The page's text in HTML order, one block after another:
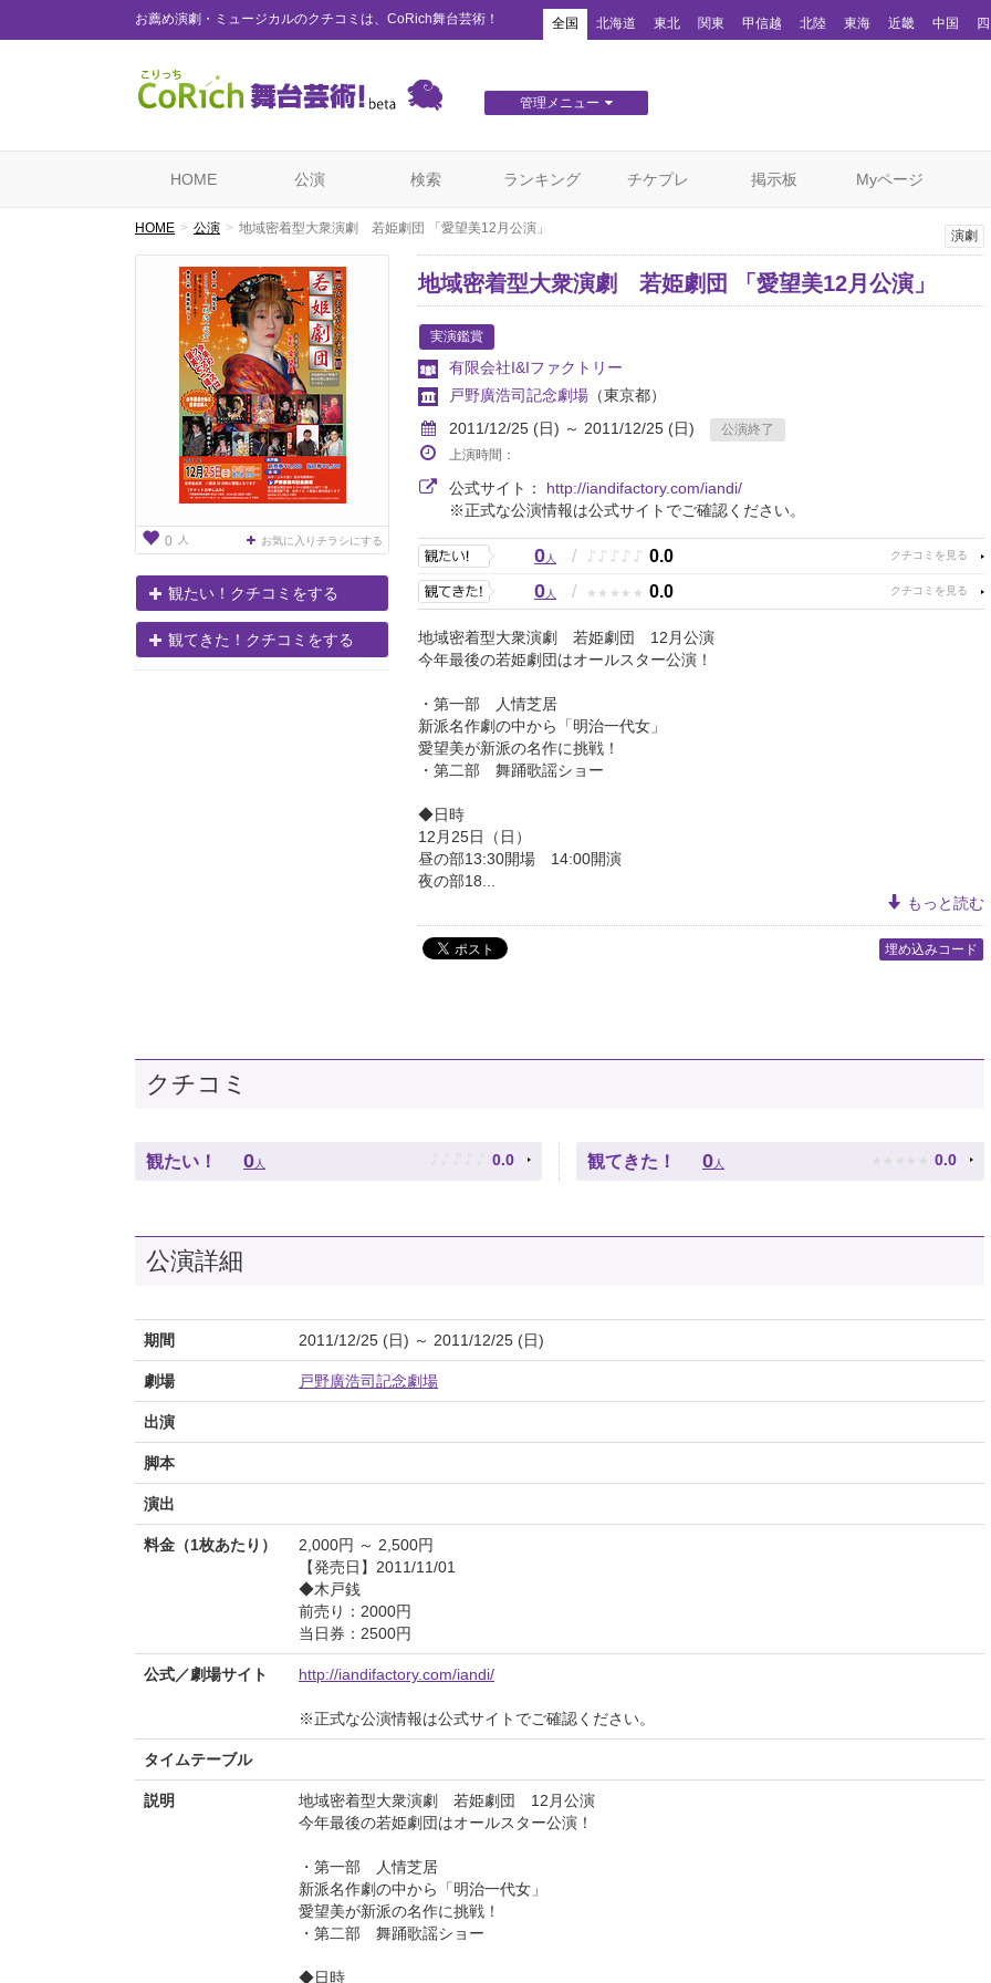
お薦め演劇・ミュージカルのクチコミは、CoRich舞台芸術！ 全国 北海道 東北 関東 甲信越 北陸 東海 近畿 中国
管理メニュー
HOME 公演 検索 ランキング チケプレ 掲示板 Myページ
HOME 公演 地域密着型大衆演劇 若姫劇団 「愛望美12月公演」
0 人 お気に入りチラシにする
観たい！クチコミをする
観てきた！クチコミをする
演劇
地域密着型大衆演劇 若姫劇団 「愛望美12月公演」
実演鑑賞
有限会社I&Iファクトリー
戸野廣浩司記念劇場 （東京都）
2011/12/25 (日) ～ 2011/12/25 (日)
公演終了
上演時間：
公式サイト： http://iandifactory.com/iandi/
※正式な公演情報は公式サイトでご確認ください。
0人 / ♪ ♪ ♪ ♪ ♪ 0.0
0人 / ★ ★ ★ ★ ★ 0.0
地域密着型大衆演劇 若姫劇団 12月公演
今年最後の若姫劇団はオールスター公演！
・第一部 人情芝居
新派名作劇の中から「明治一代女」
愛望美が新派の名作に挑戦！
・第二部 舞踊歌謡ショー
◆日時
12月25日（日）
昼の部13:30開場 14:00開演
夜の部18...
もっと読む
埋め込みコード
クチコミ
観たい！ 0 人 ♪ ♪ ♪ ♪ ♪ 0.0 観てきた！ 0 人 ★ ★ ★ ★ ★ 0.0
公演詳細
期間 2011/12/25 (日) ～ 2011/12/25 (日)
劇場 戸野廣浩司記念劇場
出演
脚本
演出
料金（1枚あたり）
2,000円 ～ 2,500円
【発売日】2011/11/01
◆木戸銭
前売り：2000円
当日券：2500円
公式／劇場サイト http://iandifactory.com/iandi/
※正式な公演情報は公式サイトでご確認ください。
タイムテーブル
説明
地域密着型大衆演劇 若姫劇団 12月公演
今年最後の若姫劇団はオールスター公演！
・第一部 人情芝居
新派名作劇の中から「明治一代女」
愛望美が新派の名作に挑戦！
・第二部 舞踊歌謡ショー
◆日時